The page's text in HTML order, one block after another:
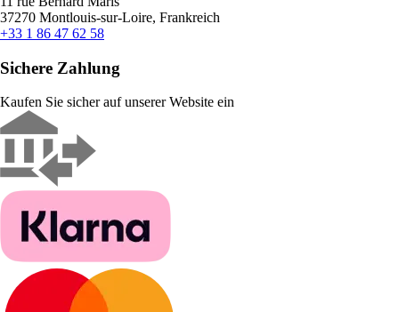
37270 Montlouis-sur-Loire, Frankreich
+33 1 86 47 62 58
Sichere Zahlung
Kaufen Sie sicher auf unserer Website ein